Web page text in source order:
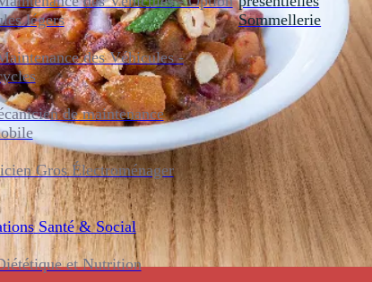
légers
des Véhicules -
de maintenance
Gros Électroménager
Santé & Social
et Nutrition
Sommellerie